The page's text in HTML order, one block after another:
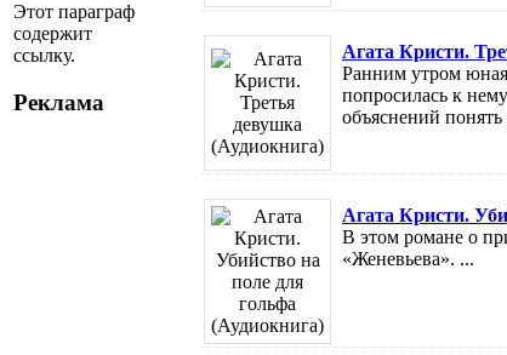
Этот параграф
содержит
ссылку.
Реклама
Агата Кристи.
Ранним утром
попросилась к
объяснений понять
Агата Кристи.
В этом романе о
«Женевьева». ...